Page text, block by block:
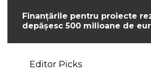
Finanțările pentru proiecte
depășesc 500 milioane de
Editor Picks